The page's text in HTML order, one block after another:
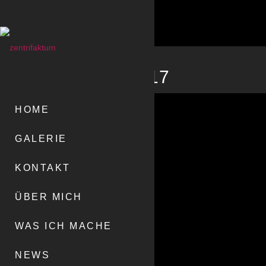
HOME
GALERIE
KONTAKT
ÜBER MICH
WAS ICH MACHE
NEWS
Zeichnung 17
ZEICHNUNG 17
> GALLERY